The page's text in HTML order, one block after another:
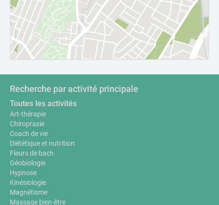
Recherche par activité principale
Toutes les activités
Art-thérapie
Chiropraxie
Coach de vie
Diététique et nutrition
Fleurs de bach
Géobiologie
Hypnose
Kinésiologie
Magnétisme
Massage bien-être